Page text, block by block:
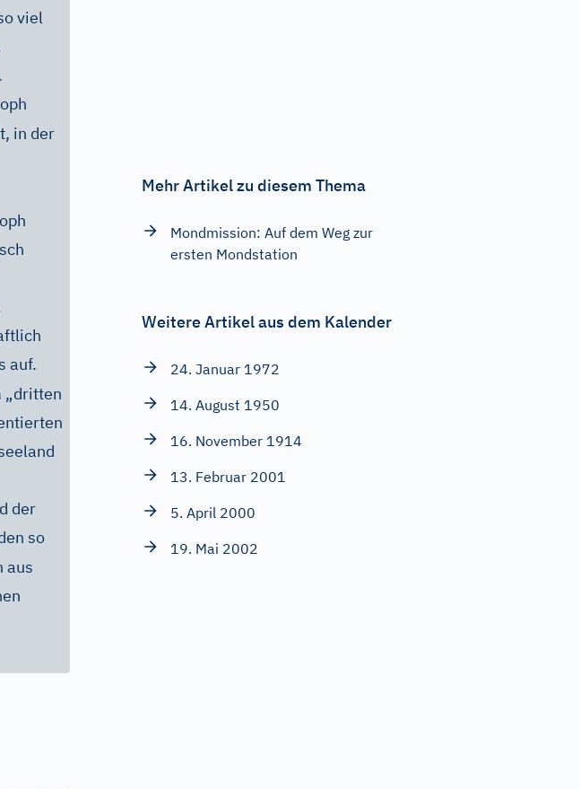
viel
in der
auf.
„dritten
der
so
aus
Mehr Artikel zu diesem Thema
Mondmission: Auf dem Weg zur
ersten Mondstation
Weitere Artikel aus dem Kalender
24. Januar 1972
14. August 1950
16. November 1914
13. Februar 2001
5. April 2000
19. Mai 2002